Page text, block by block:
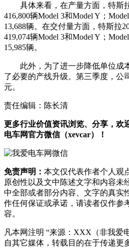
具体来看，在产量方面，特斯
416,800辆Model 3和Model Y；
13,688辆。在交付量方面，特斯拉
419,074辆Model 3和Model Y；
15,985辆。
此外，为了进一步降低单位成
了必要的产线升级。第三季度，公
元。
责任编辑：陈长清
更多行业价值资讯浏览、分享，欢
电车网官方微信（xevcar）！
免责声明： 本文仅代表作者个人观
原创性以及文中陈述文字和内容未
中全部或者部分内容、文字的真实
作任何保证或承诺，请读者仅作参
容。
凡本网注明 “来源：XXX（非我爱
自其它媒体，转载目的在于传递更